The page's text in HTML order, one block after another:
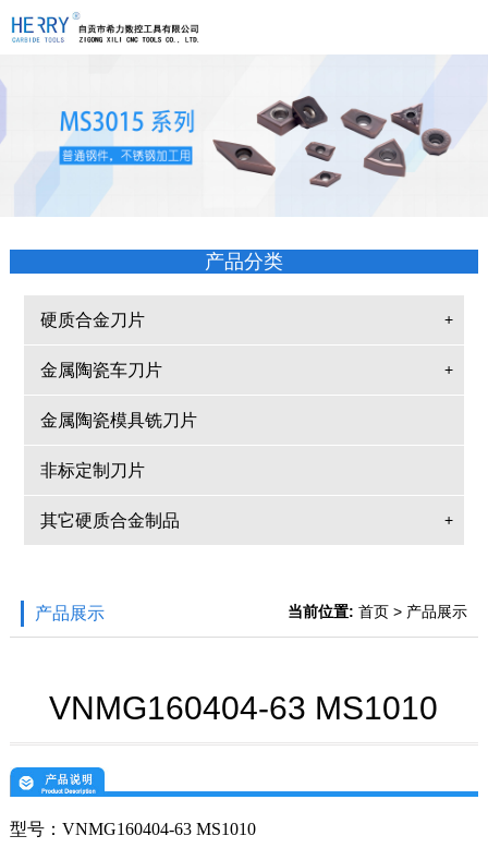
产品分类
硬质合金刀片 +
金属陶瓷车刀片 +
金属陶瓷模具铣刀片
非标定制刀片
其它硬质合金制品 +
产品展示 当前位置: 首页 > 产品展示
VNMG160404-63 MS1010
型号： VNMG160404-63 MS1010